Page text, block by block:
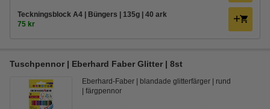
Teckningsblock A4 | Büngers | 135g | 40 ark
75 kr
Tuschpennor | Eberhard Faber Glitter | 8st
Eberhard-Faber blandade glitterfärger
rund
färgpennor